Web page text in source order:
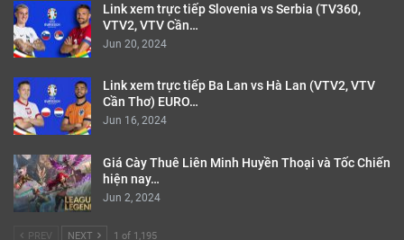
Link xem trực tiếp Slovenia vs Serbia (TV360,
VTV2, VTV Cần…
Jun 20, 2024
Link xem trực tiếp Ba Lan vs Hà Lan (VTV2, VTV
Cần Thơ) EURO…
Jun 16, 2024
Giá Cày Thuê Liên Minh Huyền Thoại và Tốc Chiến
hiện nay…
Jun 2, 2024
PREV NEXT 1 of 1,195